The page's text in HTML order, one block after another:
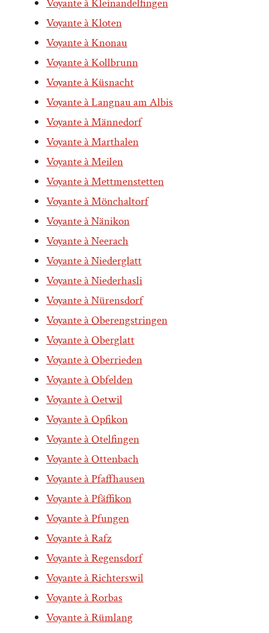
Voyante à Kleinandelfingen
Voyante à Kloten
Voyante à Knonau
Voyante à Kollbrunn
Voyante à Küsnacht
Voyante à Langnau am Albis
Voyante à Männedorf
Voyante à Marthalen
Voyante à Meilen
Voyante à Mettmenstetten
Voyante à Mönchaltorf
Voyante à Nänikon
Voyante à Neerach
Voyante à Niederglatt
Voyante à Niederhasli
Voyante à Nürensdorf
Voyante à Oberengstringen
Voyante à Oberglatt
Voyante à Oberrieden
Voyante à Obfelden
Voyante à Oetwil
Voyante à Opfikon
Voyante à Otelfingen
Voyante à Ottenbach
Voyante à Pfaffhausen
Voyante à Pfäffikon
Voyante à Pfungen
Voyante à Rafz
Voyante à Regensdorf
Voyante à Richterswil
Voyante à Rorbas
Voyante à Rümlang